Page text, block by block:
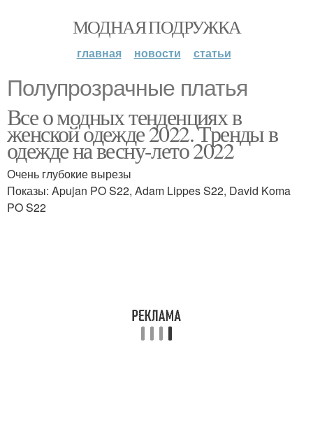
МОДНАЯ ПОДРУЖКА
главная новости статьи
Полупрозрачные платья
Все о модных тенденциях в
женской одежде 2022. Тренды в
одежде на весну-лето 2022
Очень глубокие вырезы
Показы: Apujan PO S22, Adam Lippes S22, David Koma
PO S22